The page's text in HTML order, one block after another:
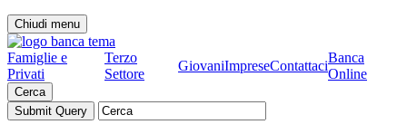
Chiudi menu
Famiglie e
Privati
Terzo
Settore
GiovaniImpreseContattaci
Banca
Online
Cerca